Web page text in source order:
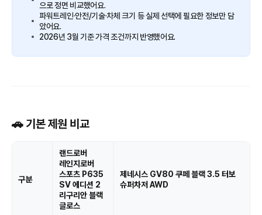
으로 정면 비교했어요.
파워트레인·안전/기술·차체 크기 등 실제 선택에 필요한 정보만 담
았어요.
2026년 3월 기준 가격 조건까지 반영했어요.
🚗 기본 제원 비교
구분
랜드로버
레인지로버
스포츠 P635
SV 에디션 2
리구리안 블랙
글로스
제네시스 GV80 쿠페 블랙 3.5 터보
슈퍼차저 AWD